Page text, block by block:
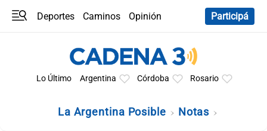
Deportes Caminos
Opinión
Participá
Lo Último Argentina Córdoba Rosario
La Argentina Posible Notas